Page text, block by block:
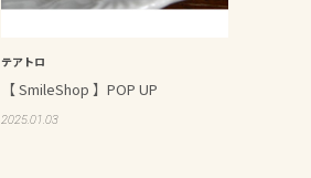
テアトロ
【 SmileShop 】POP UP
2025.01.03